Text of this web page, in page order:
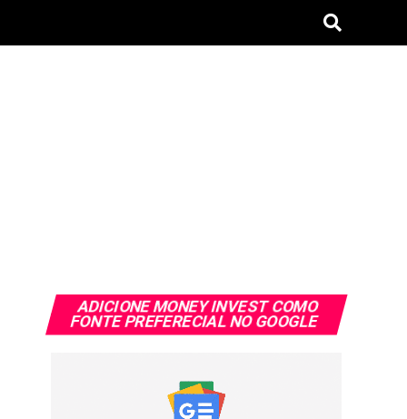
ADICIONE MONEY INVEST COMO
FONTE PREFERECIAL NO GOOGLE